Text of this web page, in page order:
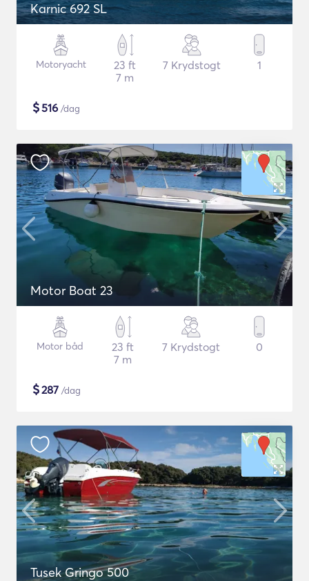
Karnic 692 SL
Motoryacht
23 ft
7 m
7 Krydstogt 1
$516 /dag
Motor Boat 23
Motor båd
23 ft
7 m
7 Krydstogt 0
$287 /dag
Tusek Gringo 500